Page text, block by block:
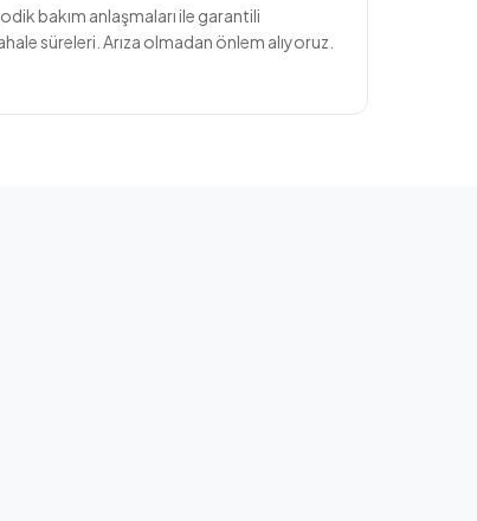
bakım anlaşmaları ile garantili
süreleri. Arıza olmadan önlem alıyoruz.